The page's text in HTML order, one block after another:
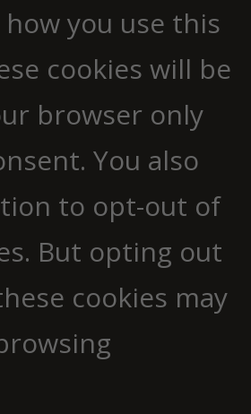
you use this
cookies will be
browser only
You also
to opt-out of
But opting out
cookies may